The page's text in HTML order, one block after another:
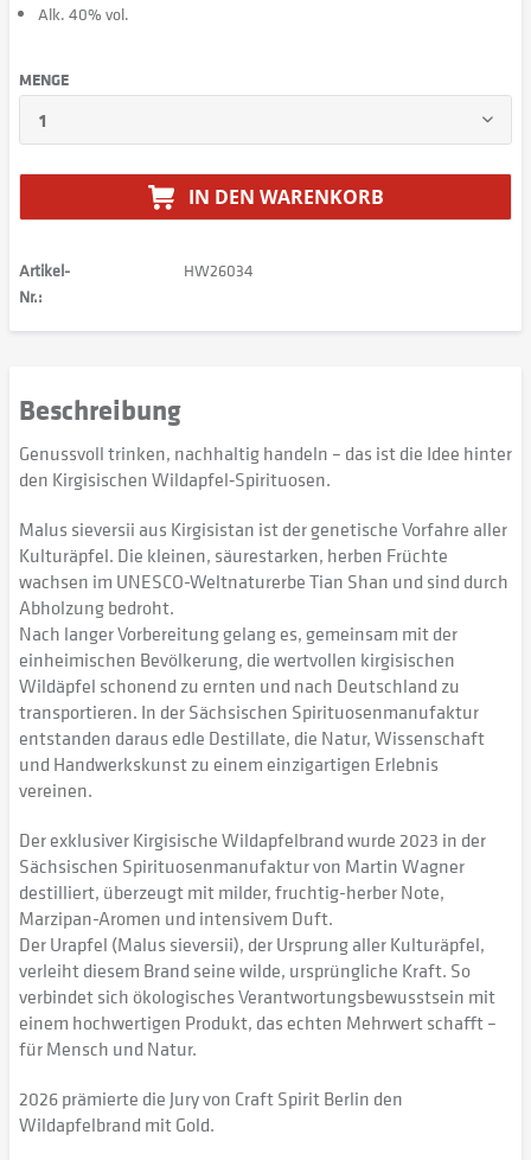
Alk. 40% vol.
MENGE
IN DEN WARENKORB
Artikel-
Nr.:
HW26034
Beschreibung
Genussvoll trinken, nachhaltig handeln – das ist die Idee hinter
den Kirgisischen Wildapfel‑Spirituosen.
Malus sieversii aus Kirgisistan ist der genetische Vorfahre aller
Kulturäpfel. Die kleinen, säurestarken, herben Früchte
wachsen im UNESCO-Weltnaturerbe Tian Shan und sind durch
Abholzung bedroht.
Nach langer Vorbereitung gelang es, gemeinsam mit der
einheimischen Bevölkerung, die wertvollen kirgisischen
Wildäpfel schonend zu ernten und nach Deutschland zu
transportieren. In der Sächsischen Spirituosenmanufaktur
entstanden daraus edle Destillate, die Natur, Wissenschaft
und Handwerkskunst zu einem einzigartigen Erlebnis
vereinen.
Der exklusiver Kirgisische Wildapfelbrand wurde 2023 in der
Sächsischen Spirituosenmanufaktur von Martin Wagner
destilliert, überzeugt mit milder, fruchtig-herber Note,
Marzipan-Aromen und intensivem Duft.
Der Urapfel (Malus sieversii), der Ursprung aller Kulturäpfel,
verleiht diesem Brand seine wilde, ursprüngliche Kraft. So
verbindet sich ökologisches Verantwortungsbewusstsein mit
einem hochwertigen Produkt, das echten Mehrwert schafft –
für Mensch und Natur.
2026 prämierte die Jury von Craft Spirit Berlin den
Wildapfelbrand mit Gold.